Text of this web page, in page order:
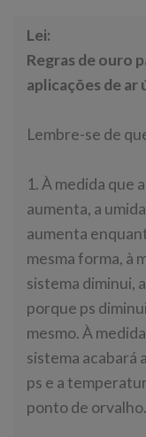
Lei:
Regras de ouro
aplicações de ar
Lembre-se de
1. À medida que
aumenta, a
aumenta
mesma forma, à
sistema diminui,
porque ps
mesmo. À
sistema acabará
ps e a
ponto de orvalho.